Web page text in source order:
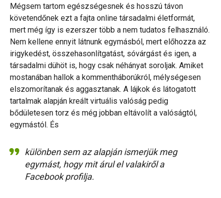
Mégsem tartom egészségesnek és hosszú távon
követendőnek ezt a fajta online társadalmi életformát,
mert még így is ezerszer több a nem tudatos felhasználó.
Nem kellene ennyit látnunk egymásból, mert előhozza az
irigykedést, összehasonlítgatást, sóvárgást és igen, a
társadalmi dühöt is, hogy csak néhányat soroljak. Amiket
mostanában hallok a kommentháborúkról, mélységesen
elszomorítanak és aggasztanak. A lájkok és látogatott
tartalmak alapján kreált virtuális valóság pedig
bődületesen torz és még jobban eltávolít a valóságtól,
egymástól. És
különben sem az alapján ismerjük meg
egymást, hogy mit árul el valakiről a
Facebook profilja.